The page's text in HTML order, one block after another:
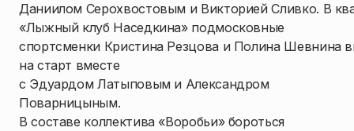
Даниилом Серохвостовым и Викторией Сливко. В
«Лыжный клуб Наседкина» подмосковные
спортсменки Кристина Резцова и Полина Шевнина
на старт вместе
с Эдуардом Латыповым и Александром
Поварницыным.
В составе коллектива «Воробьи» бороться